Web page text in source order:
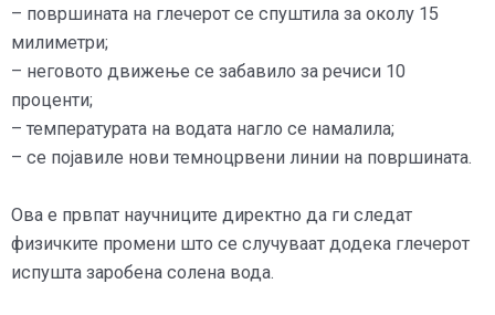
– површината на глечерот се спуштила за околу 15
милиметри;
– неговото движење се забавило за речиси 10
проценти;
– температурата на водата нагло се намалила;
– се појавиле нови темноцрвени линии на површината.
Ова е првпат научниците директно да ги следат
физичките промени што се случуваат додека глечерот
испушта заробена солена вода.